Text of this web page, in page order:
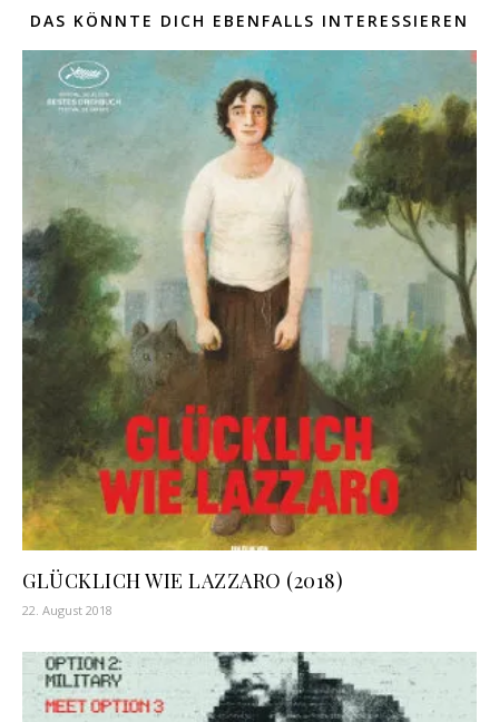
DAS KÖNNTE DICH EBENFALLS INTERESSIEREN
GLÜCKLICH WIE LAZZARO (2018)
22. August 2018